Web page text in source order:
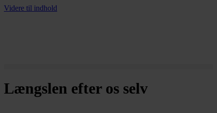
Videre til indhold
Længslen efter os selv